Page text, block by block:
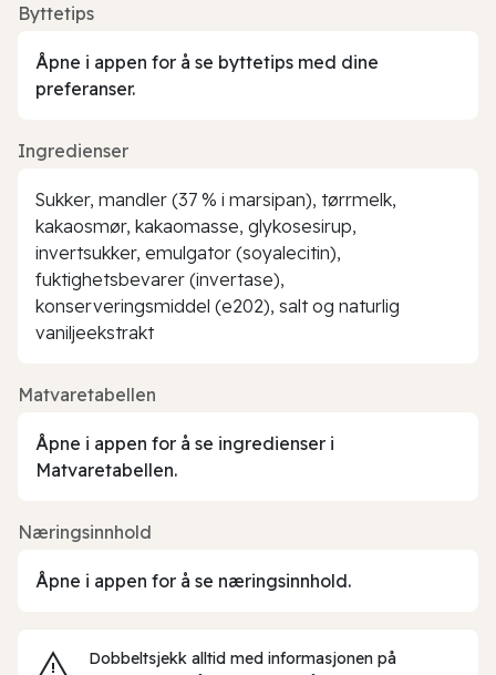
Byttetips
Åpne i appen for å se byttetips med dine
preferanser.
Ingredienser
Sukker, mandler (37 % i marsipan), tørrmelk,
kakaosmør, kakaomasse, glykosesirup,
invertsukker, emulgator (soyalecitin),
fuktighetsbevarer (invertase),
konserveringsmiddel (e202), salt og naturlig
vaniljeekstrakt
Matvaretabellen
Åpne i appen for å se ingredienser i
Matvaretabellen.
Næringsinnhold
Åpne i appen for å se næringsinnhold.
Dobbeltsjekk alltid med informasjonen på